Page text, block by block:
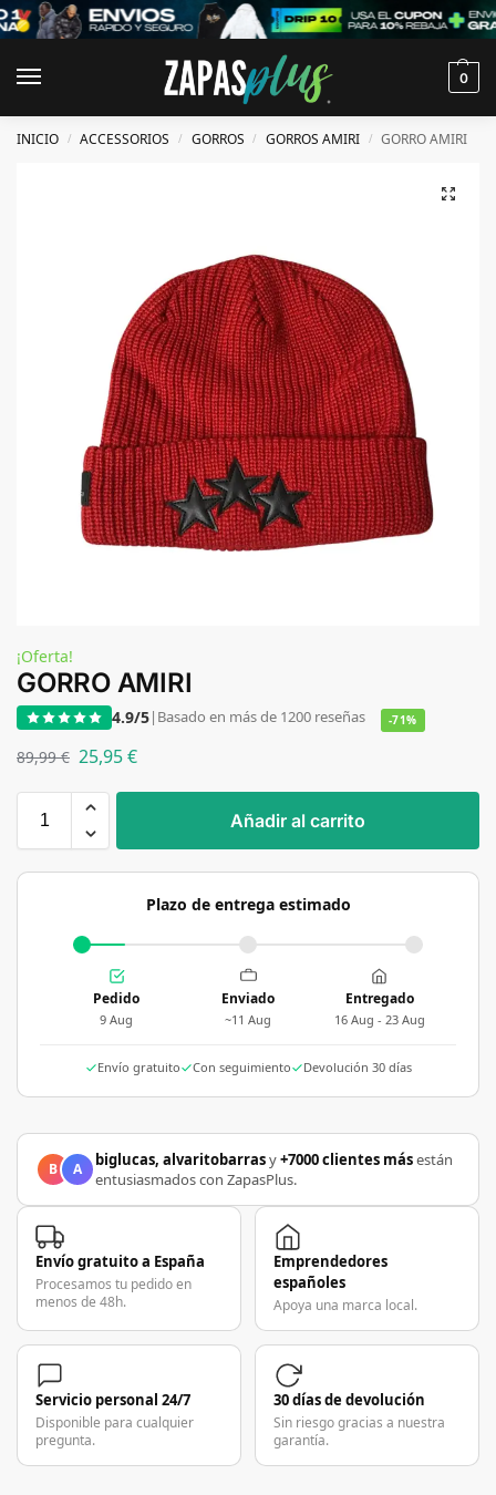
0
INICIO / ACCESSORIOS / GORROS / GORROS AMIRI / GORRO AMIRI
¡Oferta!
GORRO AMIRI
4.9/5| Basado en más de 1200 reseñas
89,99€ 25,95€
-71%
Añadir al carrito
Plazo de entrega estimado
Pedido
9 Aug
Enviado
~11 Aug
Entregado
16 Aug - 23 Aug
Envío gratuito Con seguimiento Devolución 30 días
B A biglucas, alvaritobarrasy+7000 clientes másestán
entusiasmados con ZapasPlus.
Envío gratuito a España
Procesamos tu pedido en
menos de 48h.
Emprendedores
españoles
Apoya una marca local.
Servicio personal 24/7
Disponible para cualquier
pregunta.
30 días de devolución
Sin riesgo gracias a nuestra
garantía.